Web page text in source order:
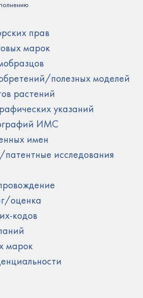
прав
марок
полезных моделей
растений
указаний
ИМС
имен
исследования
оценка
кодов
марок